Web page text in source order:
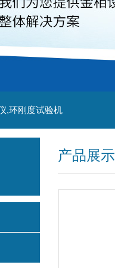
,环刚度试验机
产品展示